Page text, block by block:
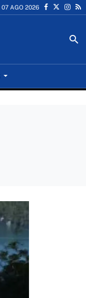
07 AGO 2026
search